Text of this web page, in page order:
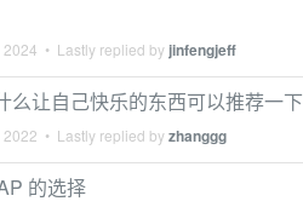
2024 • Lastly replied by jinfengjeff
么让自己快乐的东西可以推荐一下
2022 • Lastly replied byzhanggg
的选择